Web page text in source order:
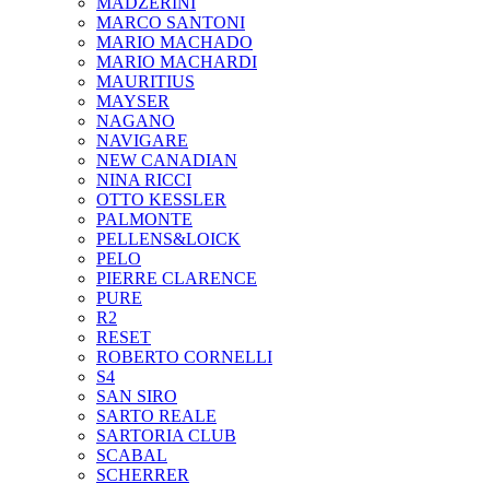
MARCO SANTONI
MARIO MACHADO
MARIO MACHARDI
MAURITIUS
MAYSER
NAGANO
NAVIGARE
NEW CANADIAN
NINA RICCI
OTTO KESSLER
PALMONTE
PELLENS&LOICK
PELO
PIERRE CLARENCE
PURE
R2
RESET
ROBERTO CORNELLI
S4
SAN SIRO
SARTO REALE
SARTORIA CLUB
SCABAL
SCHERRER